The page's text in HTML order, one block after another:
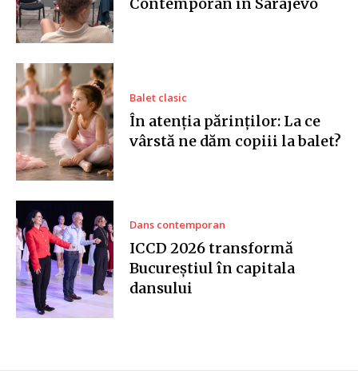
Contemporan în Sarajevo
Balet clasic
În atenția părinților: La ce
vârstă ne dăm copiii la balet?
Dans contemporan
ICCD 2026 transformă
Bucureștiul în capitala
dansului